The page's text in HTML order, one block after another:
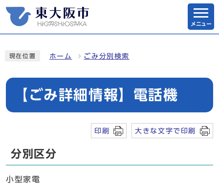
メニュー
現在位置 ホーム ごみ分別検索
【ごみ詳細情報】電話機
印刷 大きな文字で印刷
分別区分
小型家電